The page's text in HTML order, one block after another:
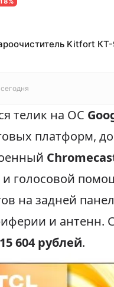
Kitfort
телик на ОС
платформ,
и голосовой
на задней
и антенн.
15 604 рублей.